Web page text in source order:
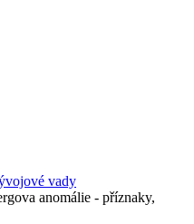
vady
anomálie - příznaky,